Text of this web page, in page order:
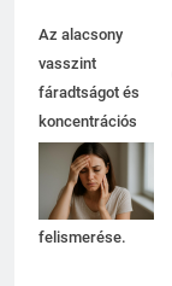
Az alacsony
vasszint
fáradtságot és
koncentrációs
nehézségeket
okozhat, ezért
fontos a tünetek
felismerése.